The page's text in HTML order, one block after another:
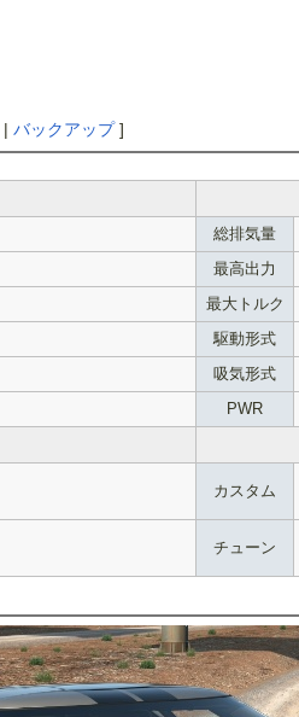
|バックアップ]
総排気量
最高出力
最大トルク
駆動形式
吸気形式
PWR
カスタム
チューン